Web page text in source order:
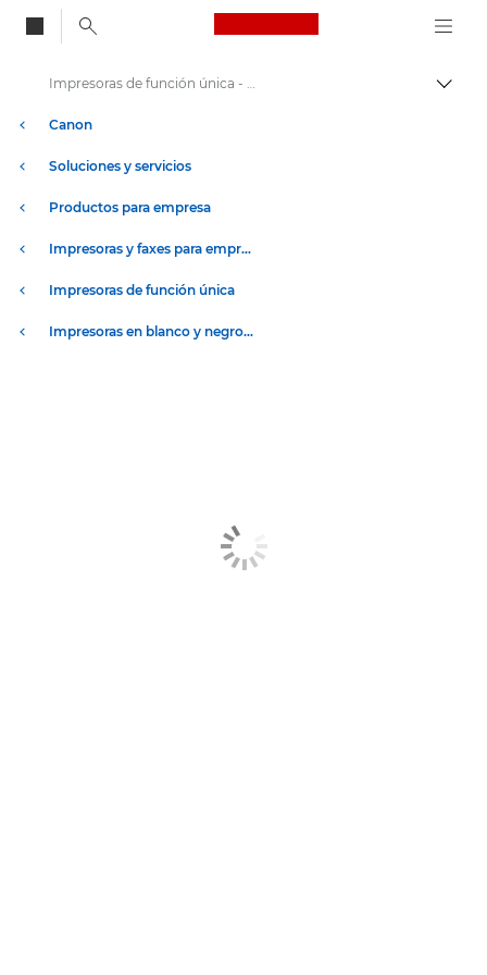
Canon Logo, back
Canon
Soluciones y servicios
Productos para empresa
Impresoras y faxes para empresa y oficina
Impresoras de función única
Impresoras en blanco y negro para oficina
Impresoras de función única - i-SENSYS LBP361dw de Canon